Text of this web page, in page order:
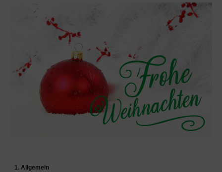
1. Allgemein
Sie sich VOR der Nutzung
des MaDrei-Blogs über
Ihren diesbezüglichen
Status.
Eine Anlageberatung kann
und darf nur unter
Berücksichtigung Ihrer
Bedürfnisse erfolgen.
Jegliche im MaDrei-Blog